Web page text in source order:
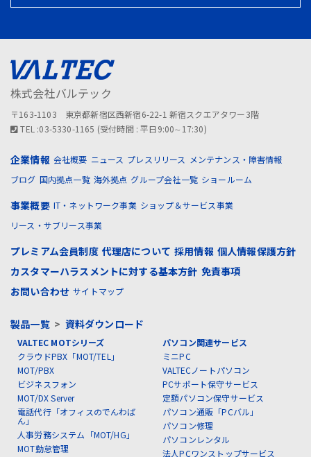
株式会社バルテック
〒163-1103 東京都新宿区西新宿6-22-1 新宿スクエアタワー3階
TEL :03-5330-1165 (受付時間 : 平日9:00∼17:30)
企業情報 会社概要 ニュース プレスリリース
メンテナンス・障害情報
ブログ 国内拠点一覧 海外拠点 グループ会社一覧 ショールーム
事業概要 IT・ネットワーク事業 ショップ＆サービス事業
リース・サブリース事業
プレミアム会員制度 代理店について 採用情報 個人情報保護方針
カスタマーハラスメントに対する基本方針 免責事項
お問い合わせ サイトマップ
製品一覧> 資料ダウンロード
VALTEC MOTシリーズ
クラウドPBX「MOT/TEL」
MOT/PBX
ビジネスフォン
MOT/DX Server
電話代行「オフィスのでんわば
ん」
人事労務システム「MOT/HG」
MOT勤怠管理
パソコン関連サービス
ミニPC
VALTECノートパソコン
PCサポート保守サービス
定額パソコン保守サービス
パソコン通販「PCバル」
パソコン修理
パソコンレンタル
法人PCワンストップサービス